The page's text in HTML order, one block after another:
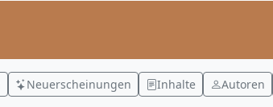
Neuerscheinungen Inhalte Autoren